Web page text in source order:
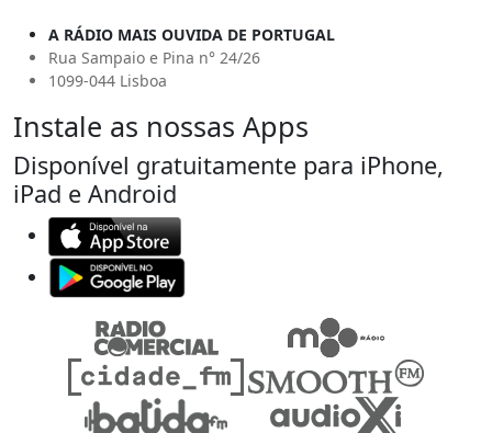
A RÁDIO MAIS OUVIDA DE PORTUGAL
Rua Sampaio e Pina n° 24/26
1099-044 Lisboa
Instale as nossas Apps
Disponível gratuitamente para iPhone,
iPad e Android